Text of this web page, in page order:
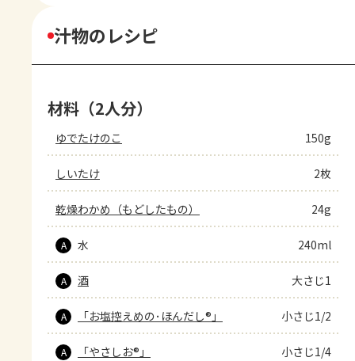
汁物のレシピ
材料（2人分）
ゆでたけのこ 150g
しいたけ 2枚
乾燥わかめ（もどしたもの） 24g
A 水 240ml
A 酒 大さじ1
A 「お塩控えめの･ほんだし®」 小さじ1/2
A 「やさしお®」 小さじ1/4